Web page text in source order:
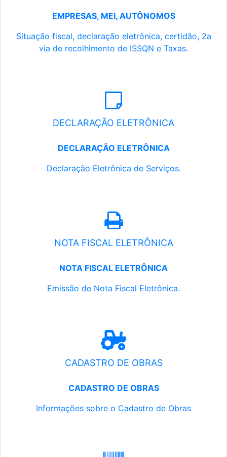
EMPRESAS, MEI, AUTÔNOMOS
Situação fiscal, declaração eletrônica, certidão, 2a
via de recolhimento de ISSQN e Taxas.
DECLARAÇÃO ELETRÔNICA
DECLARAÇÃO ELETRÔNICA
Declaração Eletrônica de Serviços.
NOTA FISCAL ELETRÔNICA
NOTA FISCAL ELETRÔNICA
Emissão de Nota Fiscal Eletrônica.
CADASTRO DE OBRAS
CADASTRO DE OBRAS
Informações sobre o Cadastro de Obras